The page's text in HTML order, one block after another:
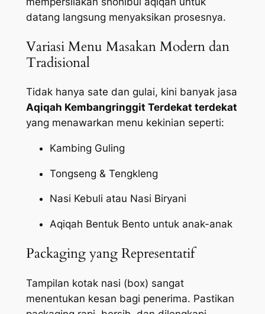
datang langsung menyaksikan prosesnya.
Variasi Menu Masakan Modern dan
Tradisional
Tidak hanya sate dan gulai, kini banyak jasa
Aqiqah Kembangringgit Terdekat terdekat
yang menawarkan menu kekinian seperti:
Kambing Guling
Tongseng & Tengkleng
Nasi Kebuli atau Nasi Biryani
Aqiqah Bentuk Bento untuk anak-anak
Packaging yang Representatif
Tampilan kotak nasi (box) sangat
menentukan kesan bagi penerima. Pastikan